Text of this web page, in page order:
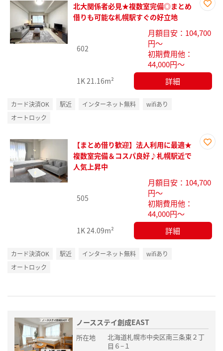
り登
北大関係者必見★複数室完備◎まとめ
借りも可能な札幌駅すぐの好立地
602
月額目安：104,700
円～
初期費用他：
44,000円～
1K21.16m² 詳細
カード決済OK 駅近 インターネット無料
wifiあり
オートロック
録
【まとめ借り歓迎】法人利用に最適★
複数室完備＆コスパ良好♪札幌駅近で
人気上昇中
505
月額目安：104,700
円～
初期費用他：
44,000円～
1K24.09m² 詳細
カード決済OK 駅近 インターネット無料
wifiあり
オートロック
ノースステイ創成EAST
所在地
北海道札幌市中央区南三条東２丁
目６−１